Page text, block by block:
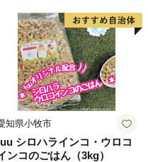
知県小牧市
シロハラインコ・ウロコ
ンコのごはん（3kg）